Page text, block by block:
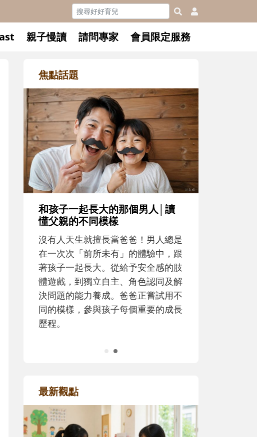
親子慢讀 請問專家 會員限定服務
焦點話題
升小一開學前預備備
寶貝即將上小學，信誼集結國小老師
和教育專家的建議，從孩子的學習、
生活及團體適應等預備能力做起，幫
助您陪伴孩子做好入學準備，還有國
小教導主任帶爸媽提前了解小一校園
生活與課業學習，無痛銜接上小學。
的那個男人│讀
當爸爸！男人總是
有」的體驗中，跟
從給予安全感的肢
主、角色認同及解
。爸爸正嘗試用不
子每個重要的成長
最新觀點